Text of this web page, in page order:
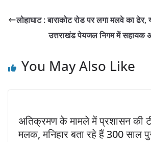
लोहाघाट : बाराकोट रोड पर लगा मलवे का ढेर,
उत्तराखंड पेयजल निगम में सहायक
You May Also Like
अतिक्रमण के मामले में प्रशासन की
मलक, मनिहार बता रहे हैं 300 साल